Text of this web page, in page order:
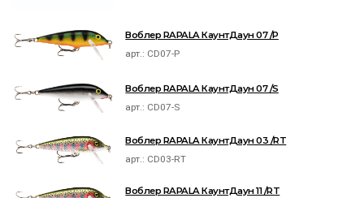
Воблер RAPALA КаунтДаун 07 /P
арт.: CD07-P
Воблер RAPALA КаунтДаун 07 /S
арт.: CD07-S
Воблер RAPALA КаунтДаун 03 /RT
арт.: CD03-RT
Воблер RAPALA КаунтДаун 11 /RT